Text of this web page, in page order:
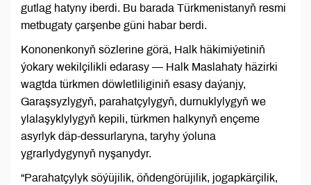
gutlag hatyny iberdi. Bu barada Türkmenistanyň resmi
metbugaty çarşenbe güni habar berdi.
Kononenkonyň sözlerine görä, Halk häkimiýetiniň
ýokary wekilçilikli edarasy — Halk Maslahaty häzirki
wagtda türkmen döwletliliginiň esasy daýanjy,
Garaşsyzlygyň, parahatçylygyň, durnuklylygyň we
ylalaşyklylygyň kepili, türkmen halkynyň ençeme
asyrlyk däp-dessurlaryna, taryhy ýoluna
ygrarlydygynyň nyşanydyr.
“Parahatçylyk söýüjilik, öňdengörüjilik, jogapkärçilik,